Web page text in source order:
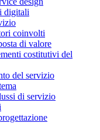
digitali
coinvolti
di valore
costitutivi del
del servizio
di servizio